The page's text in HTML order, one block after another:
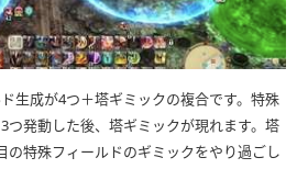
生成が4つ＋塔ギミックの複合です。特殊
つ発動した後、塔ギミックが現れます。塔
の特殊フィールドのギミックをやり過ごし